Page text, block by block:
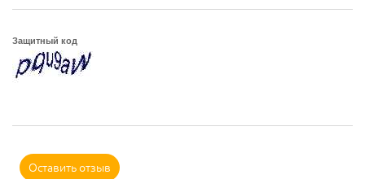
Защитный код
Оставить отзыв